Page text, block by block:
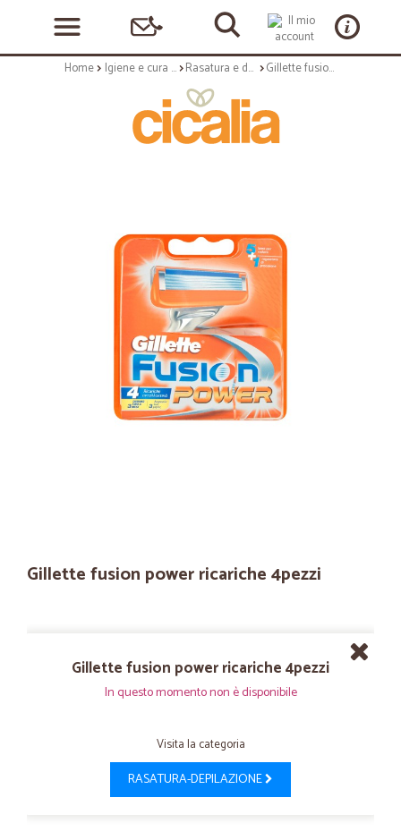
Home Igiene e cura personale Rasatura e depilazione Gillette fusion power ricariche 4pezzi
Gillette fusion power ricariche 4pezzi
Gillette fusion power ricariche 4pezzi
In questo momento non è disponibile
Visita la categoria
RASATURA-DEPILAZIONE